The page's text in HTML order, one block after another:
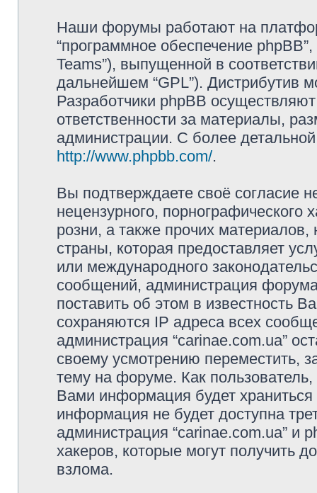
Наши форумы работают на
“программное обеспечение
Teams”), выпущенной в
дальнейшем “GPL”). Дистрибутив
Разработчики phpBB
ответственности за материалы,
администрации. С более
http://www.phpbb.com/.
Вы подтверждаете своё согласие
нецензурного, порнографического
розни, а также прочих
страны, которая предоставляет
или международного
сообщений, администрация
поставить об этом в известность
сохраняются IP адреса всех
администрация “carinae.com.ua”
своему усмотрению переместить,
тему на форуме. Как
Вами информация будет
информация не будет доступна
администрация “carinae.com.ua” и
хакеров, которые могут получить
взлома.